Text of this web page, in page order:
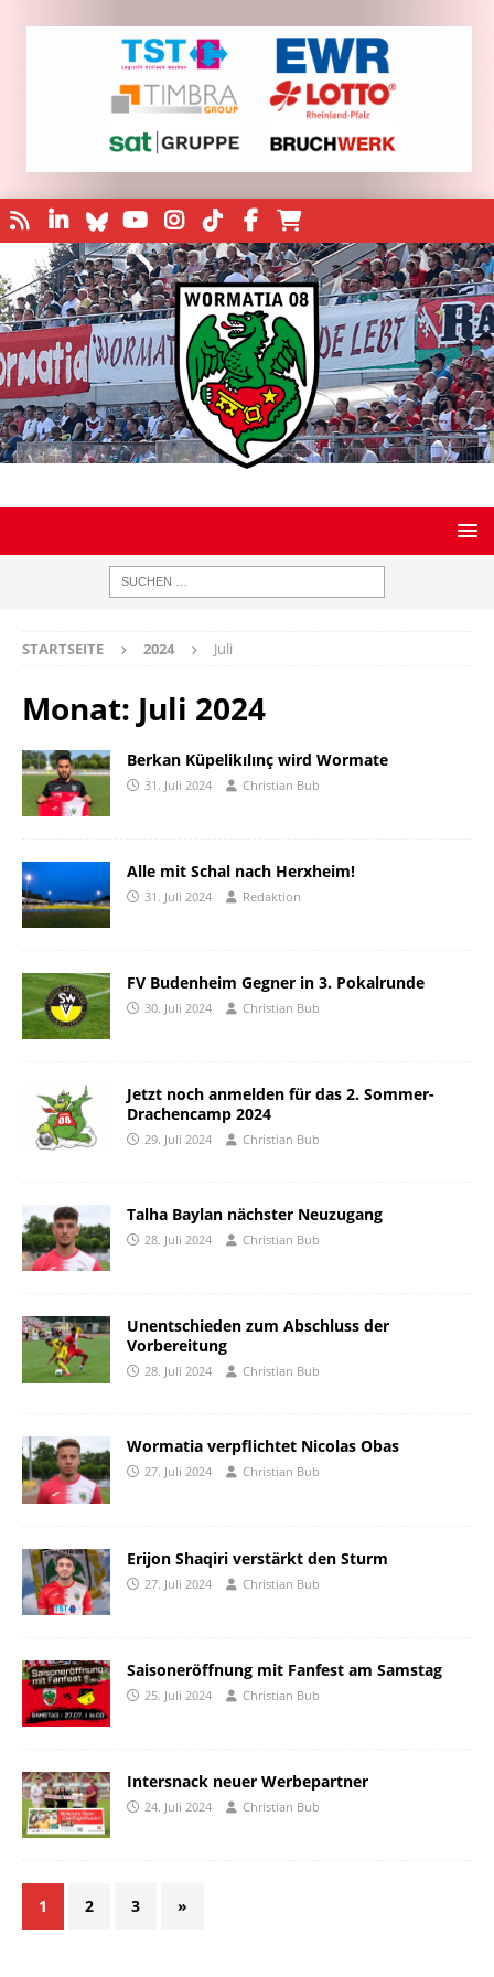
STARTSEITE 2024 Juli
Monat: Juli 2024
Berkan Küpelikılınç wird Wormate
31. Juli 2024 Christian Bub
Alle mit Schal nach Herxheim!
31. Juli 2024 Redaktion
FV Budenheim Gegner in 3. Pokalrunde
30. Juli 2024 Christian Bub
Jetzt noch anmelden für das 2. Sommer-
Drachencamp 2024
29. Juli 2024 Christian Bub
Talha Baylan nächster Neuzugang
28. Juli 2024 Christian Bub
Unentschieden zum Abschluss der
Vorbereitung
28. Juli 2024 Christian Bub
Wormatia verpflichtet Nicolas Obas
27. Juli 2024 Christian Bub
Erijon Shaqiri verstärkt den Sturm
27. Juli 2024 Christian Bub
Saisoneröffnung mit Fanfest am Samstag
25. Juli 2024 Christian Bub
Intersnack neuer Werbepartner
24. Juli 2024 Christian Bub
1 2 3 »